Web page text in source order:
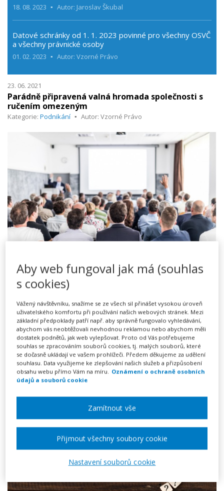
18. 08. 2023 Autor: Jaroslav Škubal
Datové schránky od 1. 1. 2023 povinné pro všechny OSVČ
a všechny právnické osoby
01. 02. 2023 Autor: Vzorné Právo
23. 06. 2021
Parádně připravená valná hromada společnosti s
ručením omezeným
Kategorie: Podnikání Autor: Vzorné Právo
Červen a začátek letních prázdnin jsou každoročně
dobou konání valných hromad. Nabízíme vám proto
znovu obrazový návod, jakpři svolání a řízení valné
hromady neudělat chybu.
Celý článek
18. 05. 2021
Zajištění povinné lékařské prohlídky zaměstnance
Tipy pro vás Autor: Tereza Erényi
Aby web fungoval jak má (souhlas
s cookies)
Vážený návštěvníku, snažíme se ze všech sil přinášet vysokou úroveň
uživatelského komfortu při používání našich webových stránek. Mezi
základní předpoklady patří např. aby správně fungovalo vyhledávání,
abychom vás neobtěžovali nevhodnou reklamou nebo abychom měli
dostatek podnětů, jak web vylepšovat. Proto od Vás potřebujeme
souhlas se zpracováním souborů cookies, tj. malých souborů, které
se dočasně ukládají ve vašem prohlížeči. Předem děkujeme za udělení
souhlasu. Data využijeme ke zlepšování našich služeb a přizpůsobení
obsahu webu přímo Vám na míru. Oznámení o ochraně osobních
údajů a souborů cookie
Nastavení souborů cookie
Zamítnout vše
Přijmout všechny soubory cookie